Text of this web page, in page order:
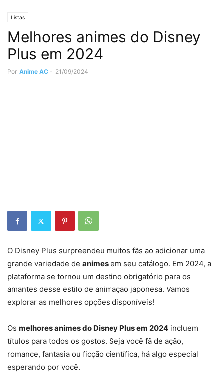
Listas
Melhores animes do Disney
Plus em 2024
Por Anime AC - 21/09/2024
O Disney Plus surpreendeu muitos fãs ao adicionar uma
grande variedade de animes em seu catálogo. Em 2024, a
plataforma se tornou um destino obrigatório para os
amantes desse estilo de animação japonesa. Vamos
explorar as melhores opções disponíveis!
Os melhores animes do Disney Plus em 2024 incluem
títulos para todos os gostos. Seja você fã de ação,
romance, fantasia ou ficção científica, há algo especial
esperando por você.